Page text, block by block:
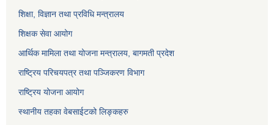
शिक्षा, विज्ञान तथा प्रविधि मन्त्रालय
शिक्षक सेवा आयोग
आर्थिक मामिला तथा योजना मन्त्रालय, बागमती प्रदेश
राष्ट्रिय परिचयपत्र तथा पञ्जिकरण विभाग
राष्ट्रिय योजना आयोग
स्थानीय तहका वेबसाईटको लिङ्कहरु